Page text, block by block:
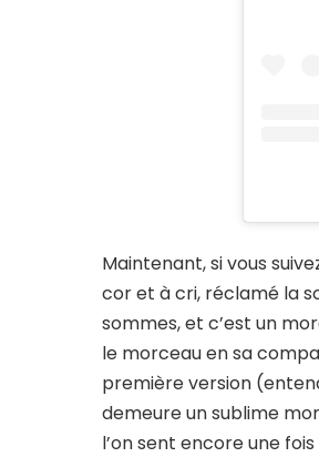
Maintenant, si vous
cor et à cri, réclamé la
sommes, et c’est un
le morceau en sa
première version
demeure un sublime
l’on sent encore une